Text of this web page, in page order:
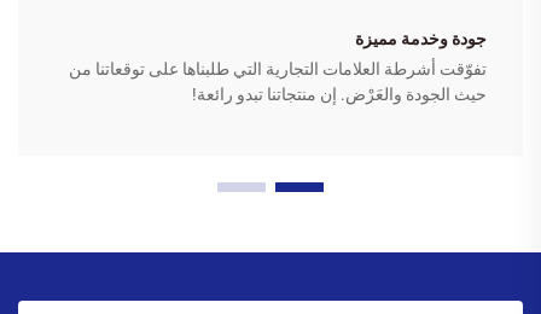
جودة وخدمة مميزة
تفوّقت أشرطة العلامات التجارية التي طلبناها على توقعاتنا من
حيث الجودة والعَرْض. إن منتجاتنا تبدو رائعة!